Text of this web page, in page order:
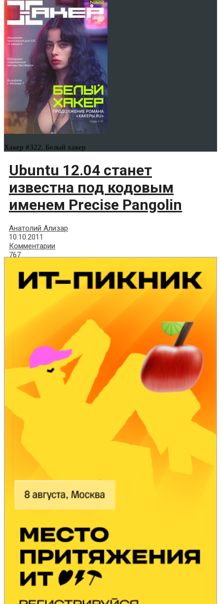
Хакер #322. Белый хакер
Ubuntu 12.04 станет
известна под кодовым
именем Precise Pangolin
Анатолий Ализар
10.10.2011
Комментарии
767